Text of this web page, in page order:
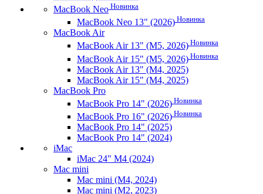
MacBook Neo Новинка
MacBook Neo 13" (2026) Новинка
MacBook Air
MacBook Air 13" (M5, 2026) Новинка
MacBook Air 15" (M5, 2026) Новинка
MacBook Air 13" (M4, 2025)
MacBook Air 15" (M4, 2025)
MacBook Pro
MacBook Pro 14" (2026) Новинка
MacBook Pro 16" (2026) Новинка
MacBook Pro 14" (2025)
MacBook Pro 14" (2024)
iMac
iMac 24" M4 (2024)
Mac mini
Mac mini (M4, 2024)
Mac mini (M2, 2023)